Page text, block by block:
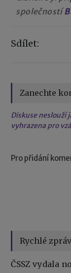
společností
Sdílet:
Zanechte
Diskuse neslouží
vyhrazena pro
Pro přidání
Rychlé
ČSSZ vydala